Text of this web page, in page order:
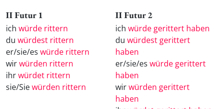
II Futur 1
ich würde rittern
du würdest rittern
er/sie/es würde rittern
wirwürden rittern
ihrwürdet rittern
sie/Siewürden rittern
II Futur 2
ich würde gerittert haben
du würdest gerittert
haben
er/sie/es würde gerittert
haben
wirwürden gerittert
haben